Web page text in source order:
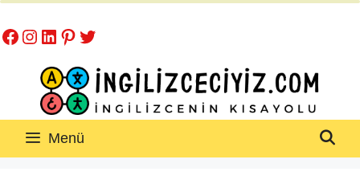
atla
Facebook
Instagram
LinkedIn
Pinterest
Twitter
Menü